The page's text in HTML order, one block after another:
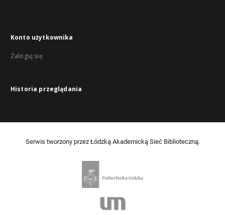
Konto użytkownika
Zaloguj się
Historia przeglądania
Serwis tworzony przez Łódzką Akademicką Sieć Biblioteczną.